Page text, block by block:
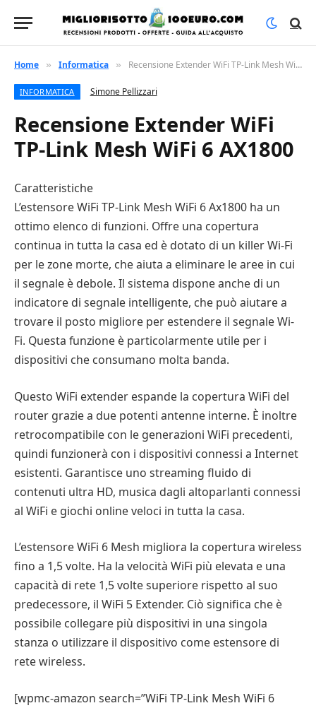
Home » Informatica » Recensione Extender WiFi TP-Link Mesh WiFi 6 AX1800
INFORMATICA Simone Pellizzari
Recensione Extender WiFi
TP-Link Mesh WiFi 6 AX1800
Caratteristiche
L’estensore WiFi TP-Link Mesh WiFi 6 Ax1800 ha un
ottimo elenco di funzioni. Offre una copertura
continua in tutta la casa ed è dotato di un killer Wi-Fi
per le zone morte, che aiuta a eliminare le aree in cui
il segnale è debole. Il sistema dispone anche di un
indicatore di segnale intelligente, che può aiutare a
trovare il posto migliore per estendere il segnale Wi-
Fi. Questa funzione è particolarmente utile per i
dispositivi che consumano molta banda.
Questo WiFi extender espande la copertura WiFi del
router grazie a due potenti antenne interne. È inoltre
retrocompatibile con le generazioni WiFi precedenti,
quindi funzionerà con i dispositivi connessi a Internet
esistenti. Garantisce uno streaming fluido di
contenuti ultra HD, musica dagli altoparlanti connessi
al WiFi e giochi online veloci in tutta la casa.
L’estensore WiFi 6 Mesh migliora la copertura wireless
fino a 1,5 volte. Ha la velocità WiFi più elevata e una
capacità di rete 1,5 volte superiore rispetto al suo
predecessore, il WiFi 5 Extender. Ciò significa che è
possibile collegare più dispositivi in una singola
stanza o utilizzare il dispositivo come estensore di
rete wireless.
[wpmc-amazon search=”WiFi TP-Link Mesh WiFi 6